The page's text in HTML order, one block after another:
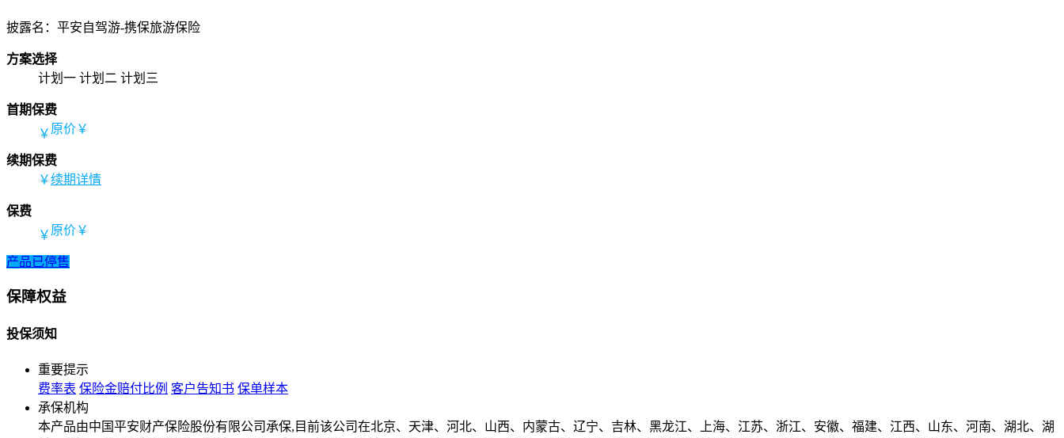
披露名：平安自驾游-携保旅游保险
方案选择
计划一 计划二 计划三
首期保费
￥ 原价￥
续期保费
￥续期详情
保费
￥ 原价￥
产品已停售
保障权益
投保须知
重要提示
费率表 保险金赔付比例 客户告知书 保单样本
承保机构
本产品由中国平安财产保险股份有限公司承保,目前该公司在北京、天津、河北、山西、内蒙古、辽宁、吉林、黑龙江、上海、江苏、浙江、安徽、福建、江西、山东、河南、湖北、湖